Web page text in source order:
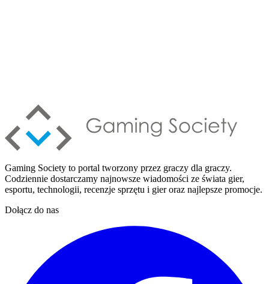
Gaming Society to portal tworzony przez graczy dla graczy.
Codziennie dostarczamy najnowsze wiadomości ze świata gier,
esportu, technologii, recenzje sprzętu i gier oraz najlepsze promocje.
Dołącz do nas